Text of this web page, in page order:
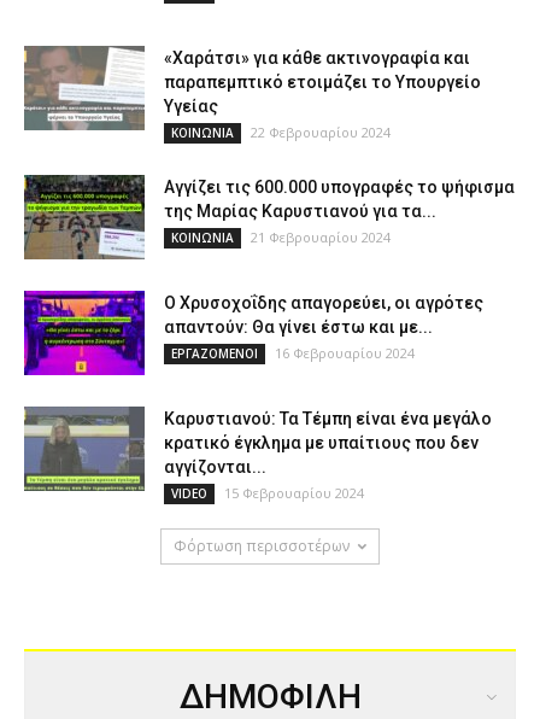
«Χαράτσι» για κάθε ακτινογραφία και
παραπεμπτικό ετοιμάζει το Υπουργείο
Υγείας
ΚΟΙΝΩΝΙΑ 22 Φεβρουαρίου 2024
Αγγίζει τις 600.000 υπογραφές το ψήφισμα
της Μαρίας Καρυστιανού για τα...
ΚΟΙΝΩΝΙΑ 21 Φεβρουαρίου 2024
Ο Χρυσοχοΐδης απαγορεύει, οι αγρότες
απαντούν: Θα γίνει έστω και με...
ΕΡΓΑΖΟΜΕΝΟΙ 16 Φεβρουαρίου 2024
Καρυστιανού: Τα Τέμπη είναι ένα μεγάλο
κρατικό έγκλημα με υπαίτιους που δεν
αγγίζονται...
VIDEO 15 Φεβρουαρίου 2024
Φόρτωση περισσοτέρων
ΔΗΜΟΦΙΛΗ